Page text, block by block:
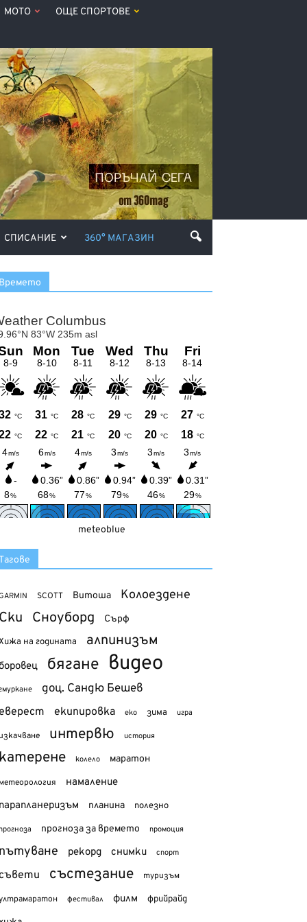
МОТО ОЩЕ СПОРТОВЕ
СПИСАНИЕ 360° МАГАЗИН
meteoblue
SCOTT Витоша Колоездене
Сноуборд Сърф
на годината алпинизъм
бягане видео
доц. Сандю Бешев
екипировка еко зима игра
интервю история
колело маратон
намаление
планина полезно
прогноза за времето промоция
рекорд снимки спорт
състезание туризъм
фестивал филм фрийрайд